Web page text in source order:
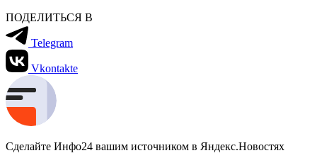
ПОДЕЛИТЬСЯ В
Telegram
Vkontakte
Сделайте Инфо24 вашим источником в Яндекс.Новостях